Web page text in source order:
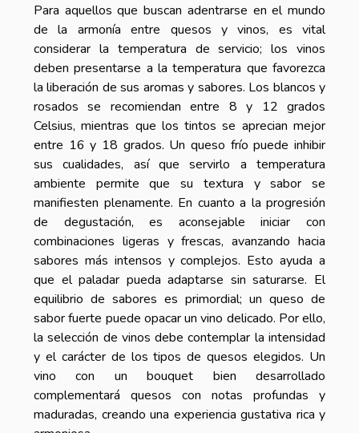
Para aquellos que buscan adentrarse en el mundo
de la armonía entre quesos y vinos, es vital
considerar la temperatura de servicio; los vinos
deben presentarse a la temperatura que favorezca
la liberación de sus aromas y sabores. Los blancos y
rosados se recomiendan entre 8 y 12 grados
Celsius, mientras que los tintos se aprecian mejor
entre 16 y 18 grados. Un queso frío puede inhibir
sus cualidades, así que servirlo a temperatura
ambiente permite que su textura y sabor se
manifiesten plenamente. En cuanto a la progresión
de degustación, es aconsejable iniciar con
combinaciones ligeras y frescas, avanzando hacia
sabores más intensos y complejos. Esto ayuda a
que el paladar pueda adaptarse sin saturarse. El
equilibrio de sabores es primordial; un queso de
sabor fuerte puede opacar un vino delicado. Por ello,
la selección de vinos debe contemplar la intensidad
y el carácter de los tipos de quesos elegidos. Un
vino con un bouquet bien desarrollado
complementará quesos con notas profundas y
maduradas, creando una experiencia gustativa rica y